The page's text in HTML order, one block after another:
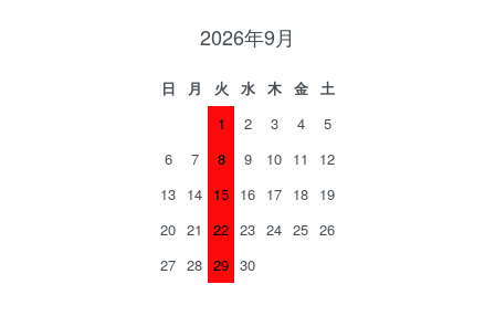
2026年9月
日 月 火 水 木 金
土
1
2 3 4
5
6
7 8 9 10 11
12
13 14 15 16 17 18 19
20 21 22 23 24 25 26
27 28 29 30